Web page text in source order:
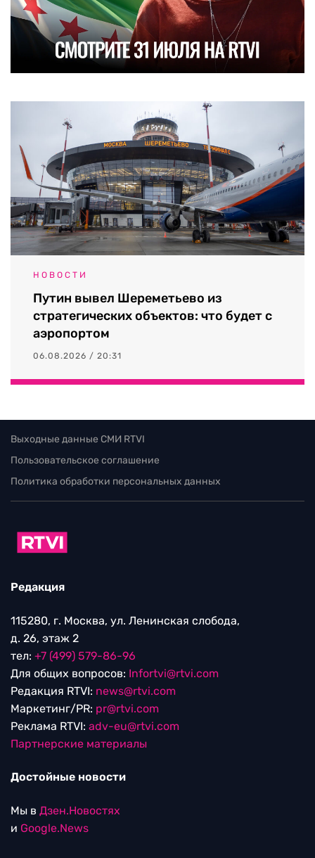
НОВОСТИ
Путин вывел Шереметьево из
стратегических объектов: что будет с
аэропортом
06.08.2026 / 20:31
Выходные данные СМИ RTVI
Пользовательское соглашение
Политика обработки персональных данных
Редакция
115280, г. Москва, ул. Ленинская слобода,
д. 26, этаж 2
тел: +7 (499) 579-86-96
Для общих вопросов: Infortvi@rtvi.com
Редакция RTVI: news@rtvi.com
Маркетинг/PR: pr@rtvi.com
Реклама RTVI: adv-eu@rtvi.com
Партнерские материалы
Достойные новости
Мы в Дзен.Новостях
и Google.News